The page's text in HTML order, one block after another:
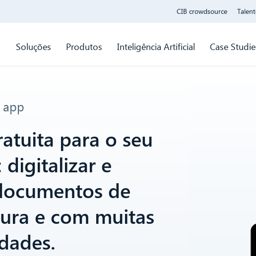
CIB crowdsource
Soluções Produtos Inteligência Artificial Case
app
para o seu
digitalizar e
de
e com muitas